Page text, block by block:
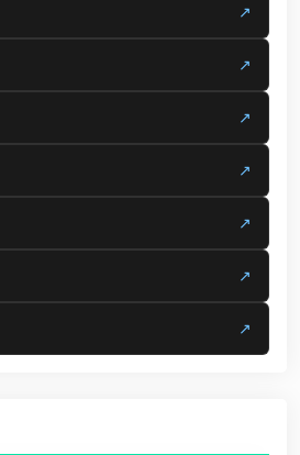
↗
↗
↗
↗
↗
↗
↗